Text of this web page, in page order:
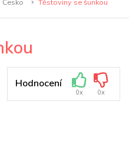
Česko Těstoviny se šunkou
Hodnocení
0x 0x